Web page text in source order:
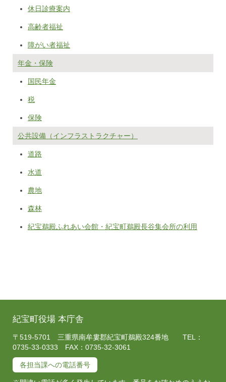
休日診療案内
高齢者福祉
障がい者福祉
年金・保険
国民年金
税
保険
公共設備（インフラストラクチャー）
道路
水道
農地
森林
紀宝鵜殿ふれあい会館・紀宝町鵜殿長谷集会所の利用
紀宝町役場 本庁舎
〒519-5701 三重県南牟婁郡紀宝町鵜殿324番地 TEL：
0735-33-0333 FAX：0735-32-3061
各担当課への電話番号